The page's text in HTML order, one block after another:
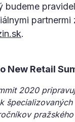
budeme
partnermi
.
New Retail
2020
pražského